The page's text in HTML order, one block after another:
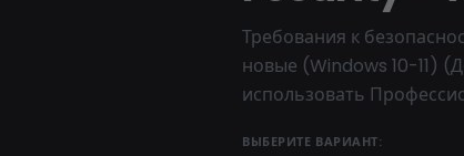
Требования к
новые (Windows 10-11)
использовать
ВЫБЕРИТЕ ВАРИАНТ: